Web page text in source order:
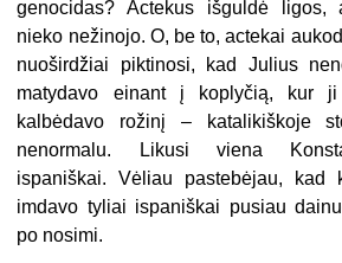
genocidas? Actekus išguldė ligos,
nieko nežinojo. O, be to, actekai
nuoširdžiai piktinosi, kad Julius
matydavo einant į koplyčią, kur ji
kalbėdavo rožinį – katalikiškoje
nenormalu. Likusi viena
ispaniškai. Vėliau pastebėjau, kad
imdavo tyliai ispaniškai pusiau
po nosimi.